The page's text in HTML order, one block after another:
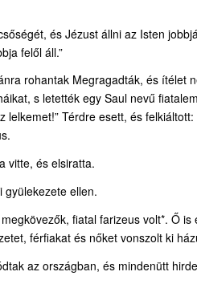
és Jézust állni az Isten
felől áll.”
rohantak Megragadták, és ítélet
s letették egy Saul nevű
Térdre esett, és
vitte, és elsiratta.
gyülekezete ellen.
fiatal farizeus volt*. Ő
férfiakat és nőket vonszolt ki
az országban, és mindenütt